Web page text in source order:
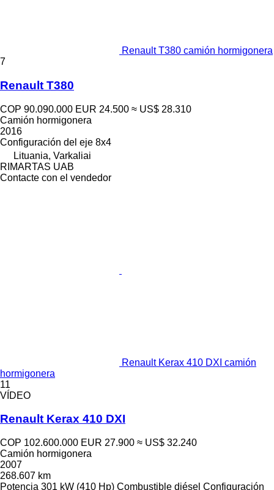
Renault T380 camión hormigonera
7
Renault T380
COP 90.090.000 EUR 24.500 ≈ US$ 28.310
Camión hormigonera
2016
Configuración del eje 8x4
Lituania, Varkaliai
RIMARTAS UAB
Contacte con el vendedor
Renault Kerax 410 DXI camión
hormigonera
11
VÍDEO
Renault Kerax 410 DXI
COP 102.600.000 EUR 27.900 ≈ US$ 32.240
Camión hormigonera
2007
268.607 km
Potencia 301 kW (410 Hp) Combustible diésel Configuración